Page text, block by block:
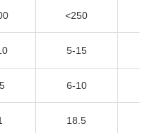
<250
5-15
6-10
18.5